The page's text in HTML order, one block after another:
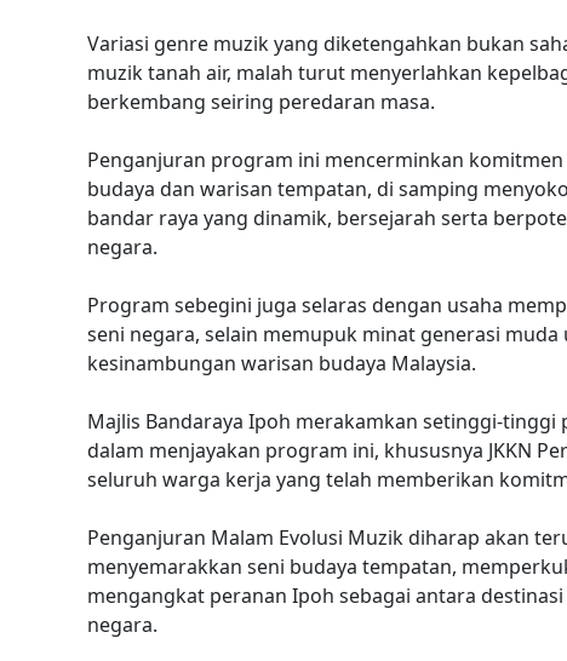
Variasi genre muzik yang diketengahkan bukan
muzik tanah air, malah turut menyerlahkan
berkembang seiring peredaran masa.
Penganjuran program ini mencerminkan
budaya dan warisan tempatan, di samping
bandar raya yang dinamik, bersejarah serta
negara.
Program sebegini juga selaras dengan usaha
seni negara, selain memupuk minat generasi
kesinambungan warisan budaya Malaysia.
Majlis Bandaraya Ipoh merakamkan setinggi-
dalam menjayakan program ini, khususnya JKKN
seluruh warga kerja yang telah memberikan
Penganjuran Malam Evolusi Muzik diharap akan
menyemarakkan seni budaya tempatan,
mengangkat peranan Ipoh sebagai antara
negara.